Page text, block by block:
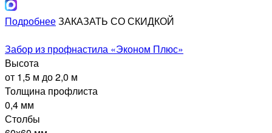
ПодробнееЗАКАЗАТЬ СО СКИДКОЙ
Забор из профнастила «Эконом Плюс»
Высота
от 1,5 м до 2,0 м
Толщина профлиста
0,4 мм
Столбы